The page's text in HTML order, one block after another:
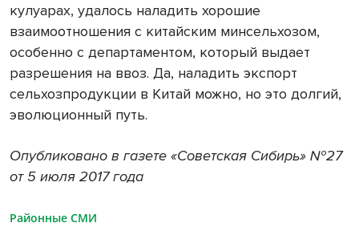
кулуарах, удалось наладить хорошие
взаимоотношения с китайским минсельхозом,
особенно с департаментом, который выдает
разрешения на ввоз. Да, наладить экспорт
сельхозпродукции в Китай можно, но это долгий,
эволюционный путь.
Опубликовано в газете «Советская Сибирь» №27
от 5 июля 2017 года
Районные СМИ